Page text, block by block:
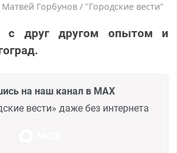
Горбунов / "Городские вести"
с друг другом опытом и
на наш канал в MAX
вести» даже без интернета